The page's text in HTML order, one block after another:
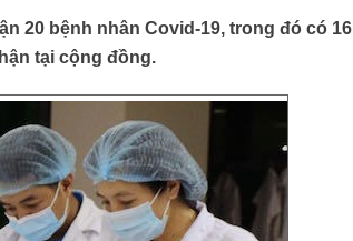
20 bệnh nhân Covid-19, trong đó có 16
tại cộng đồng.